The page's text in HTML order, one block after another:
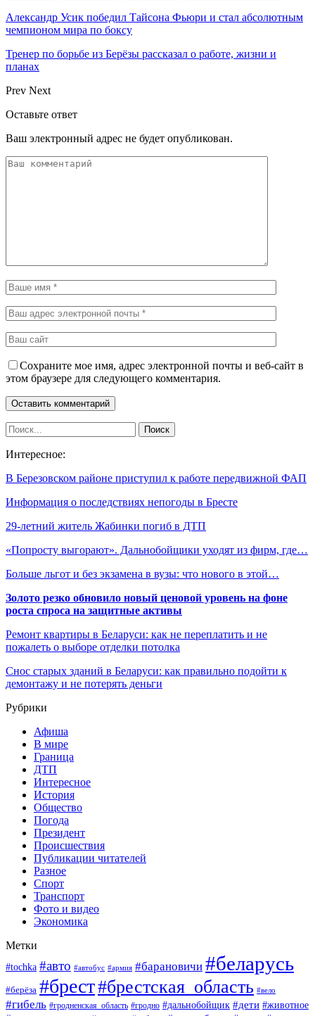
Александр Усик победил Тайсона Фьюри и стал абсолютным
чемпионом мира по боксу
Тренер по борьбе из Берёзы рассказал о работе, жизни и
планах
Prev Next
Оставьте ответ
Ваш электронный адрес не будет опубликован.
Сохраните мое имя, адрес электронной почты и веб-сайт в
этом браузере для следующего комментария.
Интересное:
В Березовском районе приступил к работе передвижной ФАП
Информация о последствиях непогоды в Бресте
29-летний житель Жабинки погиб в ДТП
«Попросту выгорают». Дальнобойщики уходят из фирм, где…
Больше льгот и без экзамена в вузы: что нового в этой…
Золото резко обновило новый ценовой уровень на фоне
роста спроса на защитные активы
Ремонт квартиры в Беларуси: как не переплатить и не
пожалеть о выборе отделки потолка
Снос старых зданий в Беларуси: как правильно подойти к
демонтажу и не потерять деньги
Рубрики
Афиша
В мире
Граница
ДТП
Интересное
История
Общество
Погода
Президент
Происшествия
Публикации читателей
Разное
Спорт
Транспорт
Фото и видео
Экономика
Метки
#tochka #авто #автобус #армия #барановичи #беларусь
#берёза #брест#брестская_область #вело
#гибель #гродненская_область #гродно #дальнобойщик #дети #животное